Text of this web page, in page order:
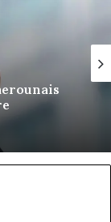
Critical